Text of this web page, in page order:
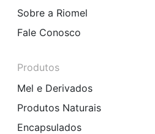
Sobre a Riomel
Fale Conosco
Produtos
Mel e Derivados
Produtos Naturais
Encapsulados